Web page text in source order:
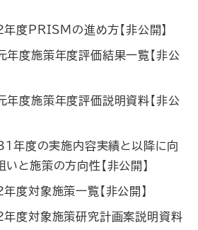
度PRISMの進め方【非公開】
年度施策年度評価結果一覧【非公
年度施策年度評価説明資料【非公
年度の実施内容実績と以降に向
いと施策の方向性【非公開】
度対象施策一覧【非公開】
年度対象施策研究計画案説明資料